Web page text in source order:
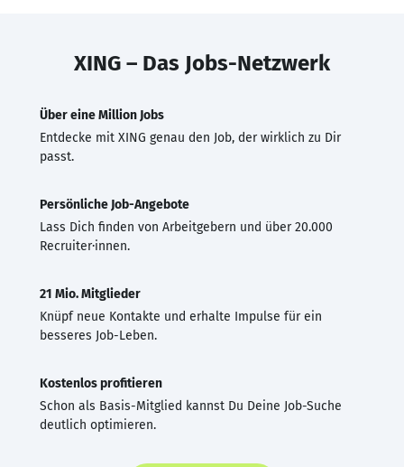
XING – Das Jobs-Netzwerk
Über eine Million Jobs
Entdecke mit XING genau den Job, der wirklich zu Dir
passt.
Persönliche Job-Angebote
Lass Dich finden von Arbeitgebern und über 20.000
Recruiter·innen.
21 Mio. Mitglieder
Knüpf neue Kontakte und erhalte Impulse für ein
besseres Job-Leben.
Kostenlos profitieren
Schon als Basis-Mitglied kannst Du Deine Job-Suche
deutlich optimieren.